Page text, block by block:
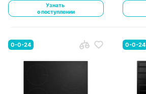
Узнать
о поступлении
0-0-24 0-0-24